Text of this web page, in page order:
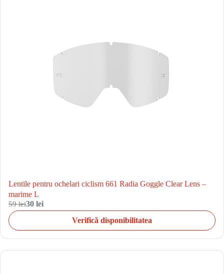
Lentile pentru ochelari ciclism 661 Radia Goggle Clear Lens –
marime L
59 lei30 lei
Verifică disponibilitatea